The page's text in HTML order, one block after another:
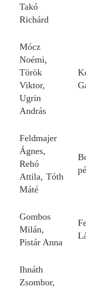
Takó
Richárd
Mócz
Noémi,
Török
Viktor,
Ugrin
András
Feldmajer
Ágnes,
Rehó
Attila, Tóth
Máté
Gombos
Milán,
Pistár Anna
Ihnáth
Zsombor,